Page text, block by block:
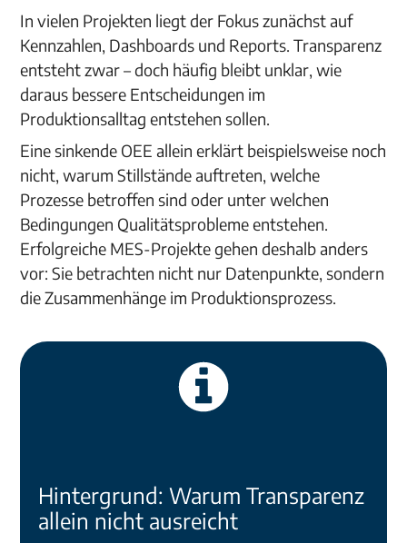
In vielen Projekten liegt der Fokus zunächst auf
Kennzahlen, Dashboards und Reports. Transparenz
entsteht zwar – doch häufig bleibt unklar, wie
daraus bessere Entscheidungen im
Produktionsalltag entstehen sollen.
Eine sinkende OEE allein erklärt beispielsweise noch
nicht, warum Stillstände auftreten, welche
Prozesse betroffen sind oder unter welchen
Bedingungen Qualitätsprobleme entstehen.
Erfolgreiche MES-Projekte gehen deshalb anders
vor: Sie betrachten nicht nur Datenpunkte, sondern
die Zusammenhänge im Produktionsprozess.
Hintergrund: Warum Transparenz
allein nicht ausreicht